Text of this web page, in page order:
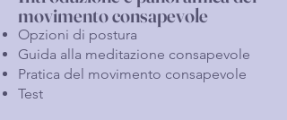
movimento consapevole
Opzioni di postura
Guida alla meditazione consapevole
Pratica del movimento consapevole
Test